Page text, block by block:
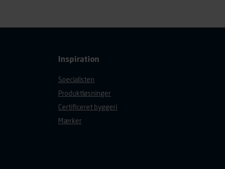
Inspiration
Specialisten
Produktløsninger
Certificeret byggeri
Mærker